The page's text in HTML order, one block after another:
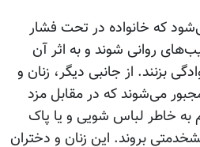
که خانواده در تحت فشار
روانی شوند و به اثر آن
بزنند. از جانبی دیگر، زنان و
می‌شوند که در مقابل مزد
به خاطر لباس شویی و یا پاک
بروند. این زنان و دختران